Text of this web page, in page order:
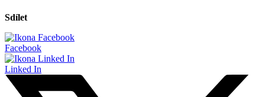
Sdílet
Facebook
Linked In